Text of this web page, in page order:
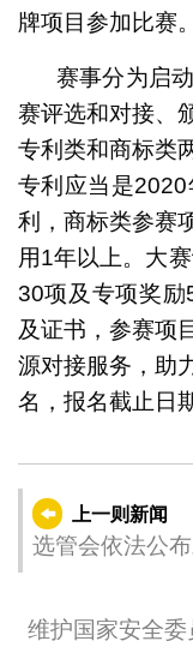
牌项目参加比赛。
赛事分为启
赛评选和对接、
专利类和商标类
专利应当是
利，商标类参赛
用1年以上。大
30项及专项奖
及证书，参赛项
源对接服务，助
名，报名截止日
上一则新闻
选管会依法公
维护国家安全